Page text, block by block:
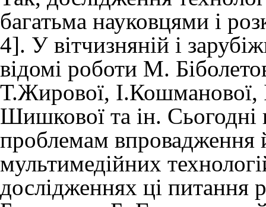
багатьма науковцями і
4]. У вітчизняній і
відомі роботи М.
Т.Жирової, І.Кошманової,
Шишкової та ін.
проблемам впровадження
мультимедійних
дослідженнях ці питання